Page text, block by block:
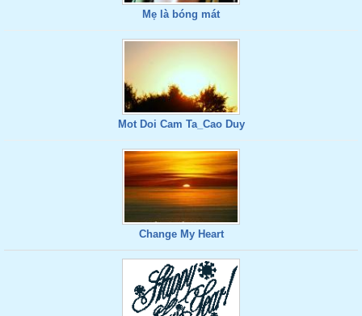
Mẹ là bóng mát
Mot Doi Cam Ta_Cao Duy
Change My Heart